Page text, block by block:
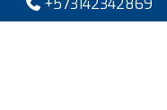
+573142342869